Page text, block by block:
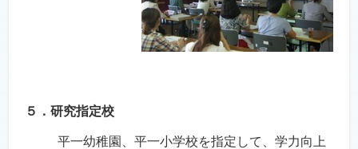
５．研究指定校
平一幼稚園、平一小学校を指定して、学力向上